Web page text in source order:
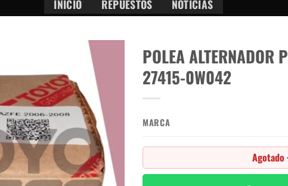
INICIO REPUESTOS NOTICIAS
POLEA
27415-0W042
MARCA
Agotado